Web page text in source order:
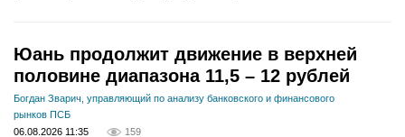
Юань продолжит движение в верхней
половине диапазона 11,5 – 12 рублей
Богдан Зварич, управляющий по анализу банковского и финансового
рынков ПСБ
06.08.2026 11:35
159